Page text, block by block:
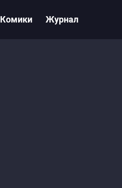
Комики Журнал